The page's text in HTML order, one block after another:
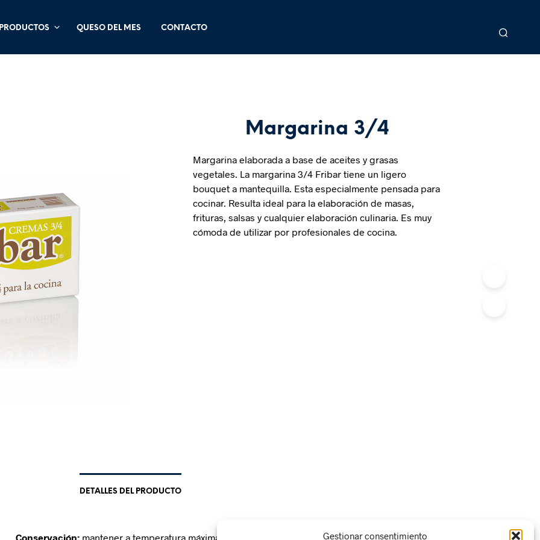
Gestionar consentimiento
PRODUCTOS QUESO DEL MES CONTACTO
Margarina 3/4
Margarina elaborada a base de aceites y grasas
vegetales. La margarina 3/4 Fribar tiene un ligero
bouquet a mantequilla. Esta especialmente pensada para
cocinar. Resulta ideal para la elaboración de masas,
frituras, salsas y cualquier elaboración culinaria. Es muy
cómoda de utilizar por profesionales de cocina.
DETALLES DEL PRODUCTO
Conservación: mantener a temperatura máxima de 8ºC.